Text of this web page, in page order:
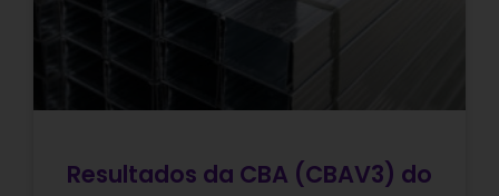
Resultados da CBA (CBAV3) do